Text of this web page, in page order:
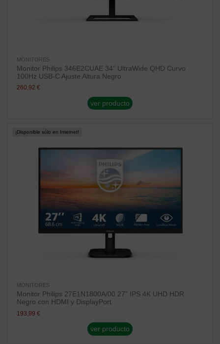
MONITORES
Monitor Philips 346E2CUAE 34" UltraWide QHD Curvo
100Hz USB-C Ajuste Altura Negro
260,92 €
ver producto
¡Disponible sólo en Internet!
MONITORES
Monitor Philips 27E1N1800A/00 27" IPS 4K UHD HDR
Negro con HDMI y DisplayPort
193,99 €
ver producto